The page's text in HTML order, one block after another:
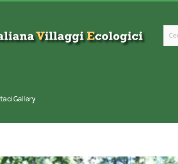
Gallery